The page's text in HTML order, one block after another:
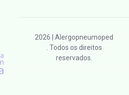
2026 | Alergopneumoped
. Todos os direitos
reservados.